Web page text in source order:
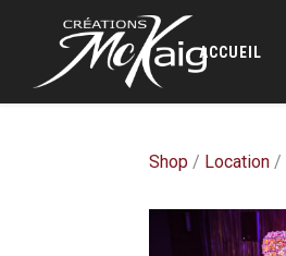
ACCUEIL
Shop / Location /